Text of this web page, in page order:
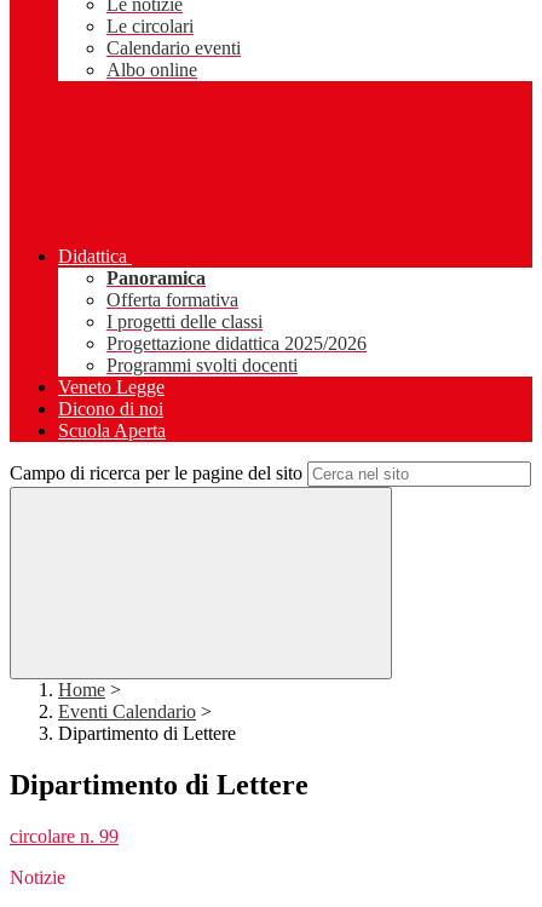
Le notizie
Le circolari
Calendario eventi
Albo online
Didattica
Panoramica
Offerta formativa
I progetti delle classi
Progettazione didattica 2025/2026
Programmi svolti docenti
Veneto Legge
Dicono di noi
Scuola Aperta
Campo di ricerca per le pagine del sito
Home >
Eventi Calendario >
Dipartimento di Lettere
Dipartimento di Lettere
circolare n. 99
Notizie